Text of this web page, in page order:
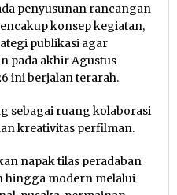
penyusunan rancangan
konsep kegiatan,
publikasi agar
pada akhir Agustus
ini berjalan terarah.
sebagai ruang kolaborasi
kreativitas perfilman.
napak tilas peradaban
hingga modern melalui